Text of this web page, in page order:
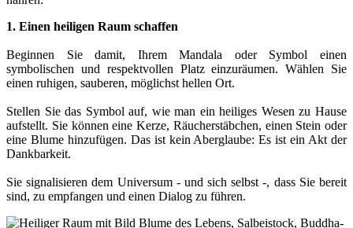
1. Einen heiligen Raum schaffen
Beginnen Sie damit, Ihrem Mandala oder Symbol einen
symbolischen und respektvollen Platz einzuräumen. Wählen Sie
einen ruhigen, sauberen, möglichst hellen Ort.
Stellen Sie das Symbol auf, wie man ein heiliges Wesen zu Hause
aufstellt. Sie können eine Kerze, Räucherstäbchen, einen Stein oder
eine Blume hinzufügen. Das ist kein Aberglaube: Es ist ein Akt der
Dankbarkeit.
Sie signalisieren dem Universum - und sich selbst -, dass Sie bereit
sind, zu empfangen und einen Dialog zu führen.